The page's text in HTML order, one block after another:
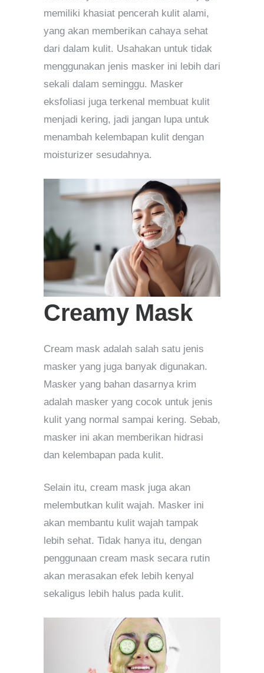
memiliki khasiat pencerah kulit alami,
yang akan memberikan cahaya sehat
dari dalam kulit. Usahakan untuk tidak
menggunakan jenis masker ini lebih dari
sekali dalam seminggu. Masker
eksfoliasi juga terkenal membuat kulit
menjadi kering, jadi jangan lupa untuk
menambah kelembapan kulit dengan
moisturizer sesudahnya.
Creamy Mask
Cream mask adalah salah satu jenis
masker yang juga banyak digunakan.
Masker yang bahan dasarnya krim
adalah masker yang cocok untuk jenis
kulit yang normal sampai kering. Sebab,
masker ini akan memberikan hidrasi
dan kelembapan pada kulit.
Selain itu, cream mask juga akan
melembutkan kulit wajah. Masker ini
akan membantu kulit wajah tampak
lebih sehat. Tidak hanya itu, dengan
penggunaan cream mask secara rutin
akan merasakan efek lebih kenyal
sekaligus lebih halus pada kulit.